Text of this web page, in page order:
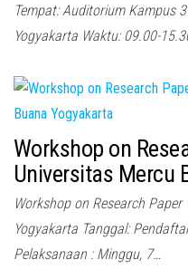
Tempat: Auditorium Kampus
Yogyakarta Waktu: 09.00-
Workshop on
Universitas Mercu
Workshop on Research
Yogyakarta Tanggal:
Pelaksanaan : Minggu, 7…